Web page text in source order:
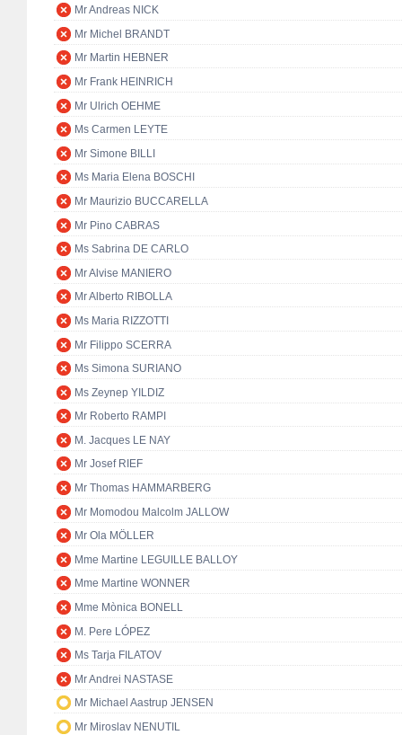
Mr Andreas NICK
Mr Michel BRANDT
Mr Martin HEBNER
Mr Frank HEINRICH
Mr Ulrich OEHME
Ms Carmen LEYTE
Mr Simone BILLI
Ms Maria Elena BOSCHI
Mr Maurizio BUCCARELLA
Mr Pino CABRAS
Ms Sabrina DE CARLO
Mr Alvise MANIERO
Mr Alberto RIBOLLA
Ms Maria RIZZOTTI
Mr Filippo SCERRA
Ms Simona SURIANO
Ms Zeynep YILDIZ
Mr Roberto RAMPI
M. Jacques LE NAY
Mr Josef RIEF
Mr Thomas HAMMARBERG
Mr Momodou Malcolm JALLOW
Mr Ola MÖLLER
Mme Martine LEGUILLE BALLOY
Mme Martine WONNER
Mme Mònica BONELL
M. Pere LÓPEZ
Ms Tarja FILATOV
Mr Andrei NASTASE
Mr Michael Aastrup JENSEN
Mr Miroslav NENUTIL